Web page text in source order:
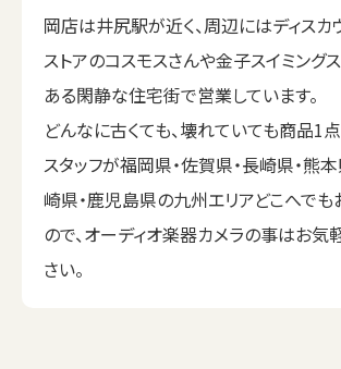
岡店は井尻駅が近く、周辺にはディスカ
ストアのコスモスさんや金子スイミング
ある閑静な住宅街で営業しています。
どんなに古くても、壊れていても商品1
スタッフが福岡県・佐賀県・長崎県・熊
崎県・鹿児島県の九州エリアどこへでも
ので、オーディオ楽器カメラの事はお気
さい。